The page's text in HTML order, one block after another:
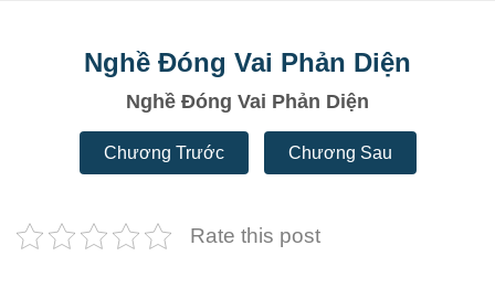
Nghề Đóng Vai Phản Diện
Nghề Đóng Vai Phản Diện
Chương Trước Chương Sau
Rate this post